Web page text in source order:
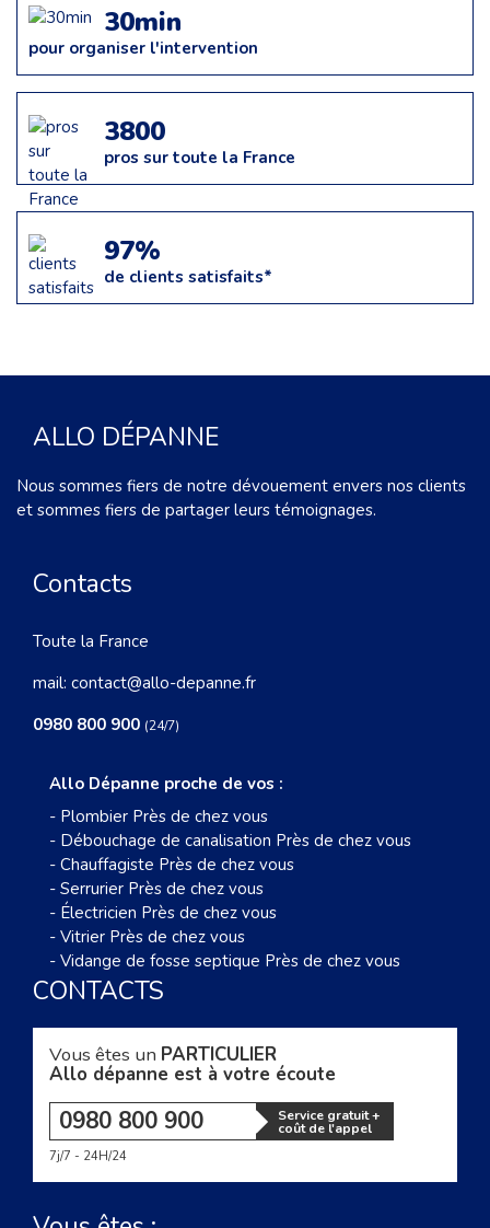
30min
pour organiser l'intervention
3800
pros sur toute la France
97%
de clients satisfaits*
ALLO DÉPANNE
Nous sommes fiers de notre dévouement envers nos clients
et sommes fiers de partager leurs témoignages.
Contacts
Toute la France
mail: contact@allo-depanne.fr
0980 800 900 (24/7)
Allo Dépanne proche de vos :
- Plombier Près de chez vous
- Débouchage de canalisation Près de chez vous
- Chauffagiste Près de chez vous
- Serrurier Près de chez vous
- Électricien Près de chez vous
- Vitrier Près de chez vous
- Vidange de fosse septique Près de chez vous
CONTACTS
Vous êtes un PARTICULIER
Allo dépanne est à votre écoute
0980 800 900 Service gratuit +
coût de l'appel
7j/7 - 24H/24